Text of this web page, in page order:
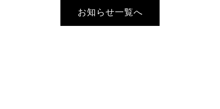
お知らせ一覧へ